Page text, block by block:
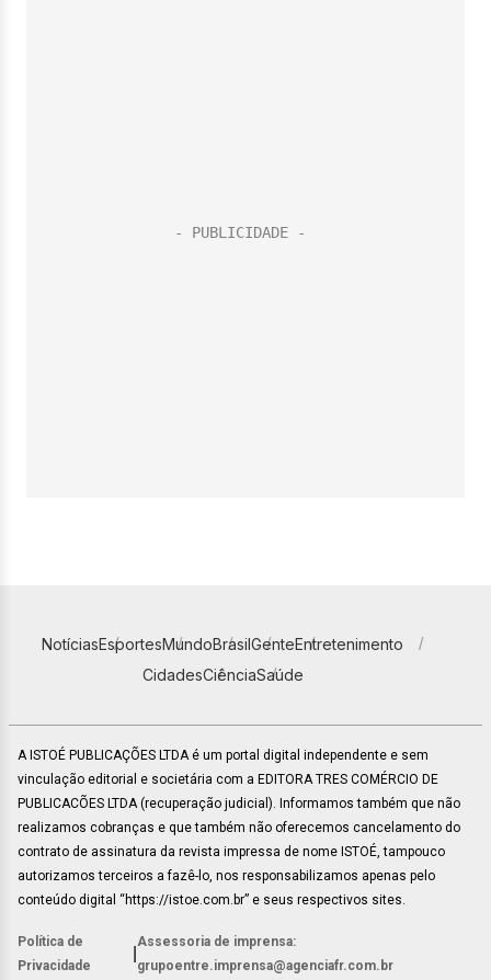
NotíciasEsportesMundoBrasilGenteEntretenimento
CidadesCiênciaSaúde
A ISTOÉ PUBLICAÇÕES LTDA é um portal digital independente e sem
vinculação editorial e societária com a EDITORA TRES COMÉRCIO DE
PUBLICACÕES LTDA (recuperação judicial). Informamos também que não
realizamos cobranças e que também não oferecemos cancelamento do
contrato de assinatura da revista impressa de nome ISTOÉ, tampouco
autorizamos terceiros a fazê-lo, nos responsabilizamos apenas pelo
conteúdo digital “https://istoe.com.br” e seus respectivos sites.
Política de
Privacidade
Assessoria de imprensa:
grupoentre.imprensa@agenciafr.com.br